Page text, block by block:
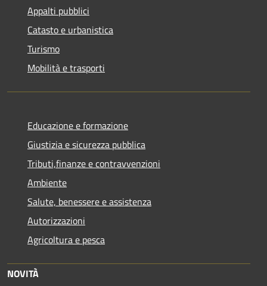
Appalti pubblici
Catasto e urbanistica
Turismo
Mobilità e trasporti
Educazione e formazione
Giustizia e sicurezza pubblica
Tributi,finanze e contravvenzioni
Ambiente
Salute, benessere e assistenza
Autorizzazioni
Agricoltura e pesca
NOVITÀ